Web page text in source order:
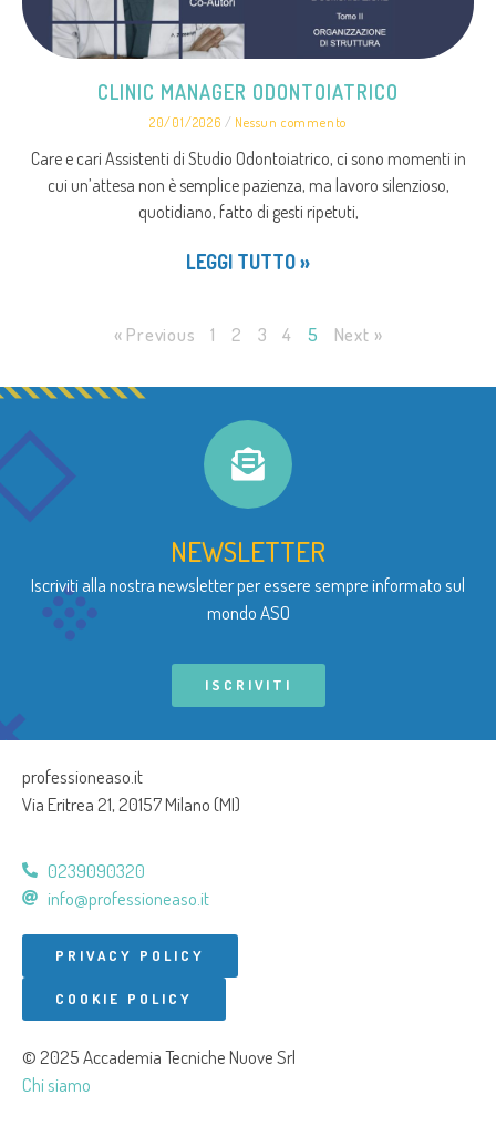
CLINIC MANAGER ODONTOIATRICO
20/01/2026 Nessun commento
Care e cari Assistenti di Studio Odontoiatrico, ci sono momenti in
cui un’attesa non è semplice pazienza, ma lavoro silenzioso,
quotidiano, fatto di gesti ripetuti,
LEGGI TUTTO »
« Previous 1 2 3 4 5 Next »
NEWSLETTER
Iscriviti alla nostra newsletter per essere sempre informato sul
mondo ASO
ISCRIVITI
professioneaso.it
Via Eritrea 21, 20157 Milano (MI)
0239090320
info@professioneaso.it
PRIVACY POLICY
COOKIE POLICY
© 2025 Accademia Tecniche Nuove Srl
Chi siamo